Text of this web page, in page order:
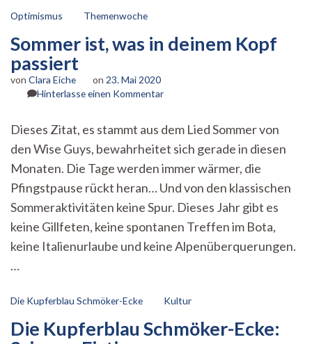
Optimismus Themenwoche
Sommer ist, was in deinem Kopf
passiert
von Clara Eiche on 23. Mai 2020
Hinterlasse einen Kommentarzu
was
in
deinem
Kopf
passiert
Dieses Zitat, es stammt aus dem Lied Sommer von
den Wise Guys, bewahrheitet sich gerade in diesen
Monaten. Die Tage werden immer wärmer, die
Pfingstpause rückt heran… Und von den klassischen
Sommeraktivitäten keine Spur. Dieses Jahr gibt es
keine Gillfeten, keine spontanen Treffen im Bota,
keine Italienurlaube und keine Alpenüberquerungen.
…
Die Kupferblau Schmöker-Ecke Kultur
Die Kupferblau Schmöker-Ecke: